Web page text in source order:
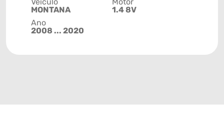
Veículo
MONTANA
Ano
2008 ... 2020
Motor
1.4 8V